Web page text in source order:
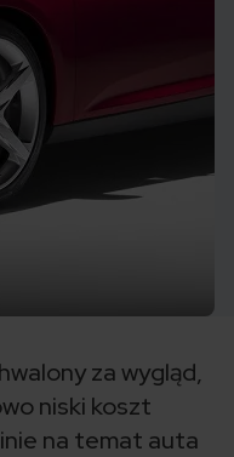
za wygląd,
niski koszt
na temat auta